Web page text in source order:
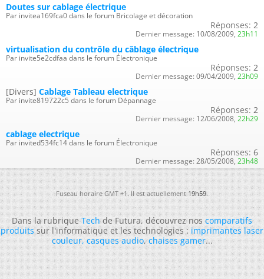
Doutes sur cablage électrique
Par invitea169fca0 dans le forum Bricolage et décoration
Réponses: 2
Dernier message: 10/08/2009, 23h11
virtualisation du contrôle du câblage électrique
Par invite5e2cdfaa dans le forum Électronique
Réponses: 2
Dernier message: 09/04/2009, 23h09
[Divers] Cablage Tableau electrique
Par invite819722c5 dans le forum Dépannage
Réponses: 2
Dernier message: 12/06/2008, 22h29
cablage electrique
Par invited534fc14 dans le forum Électronique
Réponses: 6
Dernier message: 28/05/2008, 23h48
Fuseau horaire GMT +1. Il est actuellement19h59.
Dans la rubriqueTechde Futura, découvrez noscomparatifs
produitssur l'informatique et les technologies :imprimantes laser
couleur,casques audio,chaises gamer...